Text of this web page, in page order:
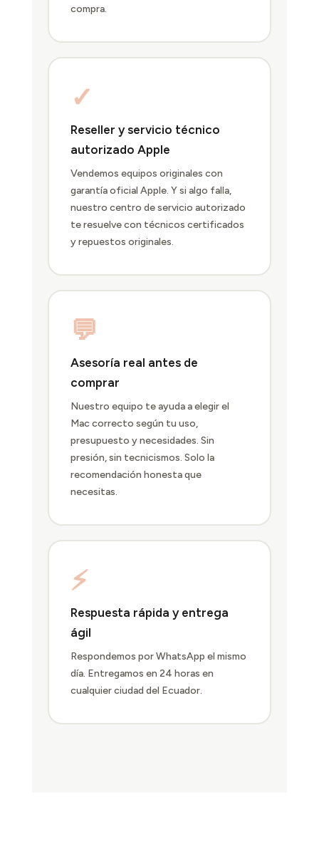
compra.
✓
Reseller y servicio técnico
autorizado Apple
Vendemos equipos originales con
garantía oficial Apple. Y si algo falla,
nuestro centro de servicio autorizado
te resuelve con técnicos certificados
y repuestos originales.
💬
Asesoría real antes de
comprar
Nuestro equipo te ayuda a elegir el
Mac correcto según tu uso,
presupuesto y necesidades. Sin
presión, sin tecnicismos. Solo la
recomendación honesta que
necesitas.
⚡
Respuesta rápida y entrega
ágil
Respondemos por WhatsApp el mismo
día. Entregamos en 24 horas en
cualquier ciudad del Ecuador.